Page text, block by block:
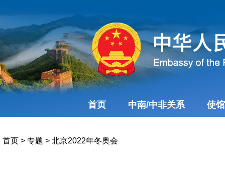
首页 中南/中非关系 使
首页 > 专题 > 北京2022年冬奥会